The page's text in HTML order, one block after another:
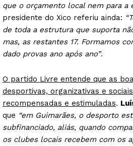
que o orçamento local nem para a
presidente do Xico referiu ainda:
de toda a estrutura que suporta
mas, as restantes 17. Formamos
dado provas ano após ano”.
O partido Livre entende que as
desportivas, organizativas e
recompensadas e estimuladas.
que “em Guimarães, o desporto
subfinanciado, aliás, quando
os clubes locais recebem com os